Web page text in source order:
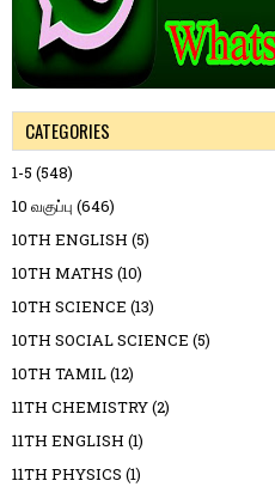
CATEGORIES
1-5 (548)
10 வகுப்பு (646)
10TH ENGLISH (5)
10TH MATHS (10)
10TH SCIENCE (13)
10TH SOCIAL SCIENCE (5)
10TH TAMIL(12)
11TH CHEMISTRY(2)
11TH ENGLISH (1)
11TH PHYSICS (1)